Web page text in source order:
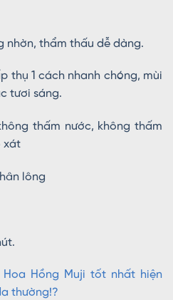
nhờn, thẩm thấu dễ dàng.
thụ 1 cách nhanh chóng, mùi
tươi sáng.
thấm nước, không thấm
xát
lông
Hoa Hồng Muji tốt nhất hiện
thường!?